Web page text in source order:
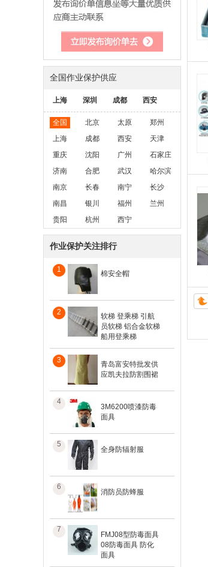
全国作业保护供应
上海 深圳 成都 西安
全国 北京 太原
郑州
上海
成都 西安
天津
重庆
沈阳 广州
石家庄
济南
合肥 武汉
哈尔滨
南京
长春 南宁
长沙
南昌
银川 福州
兰州
贵阳
杭州 西宁
作业保护关注排行
1 棉安全帽
2
软梯 登乘梯 引航
员软梯 铝合金软梯
船用登乘梯
3
青岛富安特批发供
应凯夫拉防割围裙
4
3M6200喷漆防毒
面具
5
全身防辐射服
6
消防员防蜂服
7
FMJ08型防毒面具
08防毒面具 防化
面具